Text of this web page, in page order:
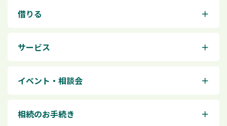
借りる ＋
サービス ＋
イベント・相談会 ＋
相続のお手続き ＋